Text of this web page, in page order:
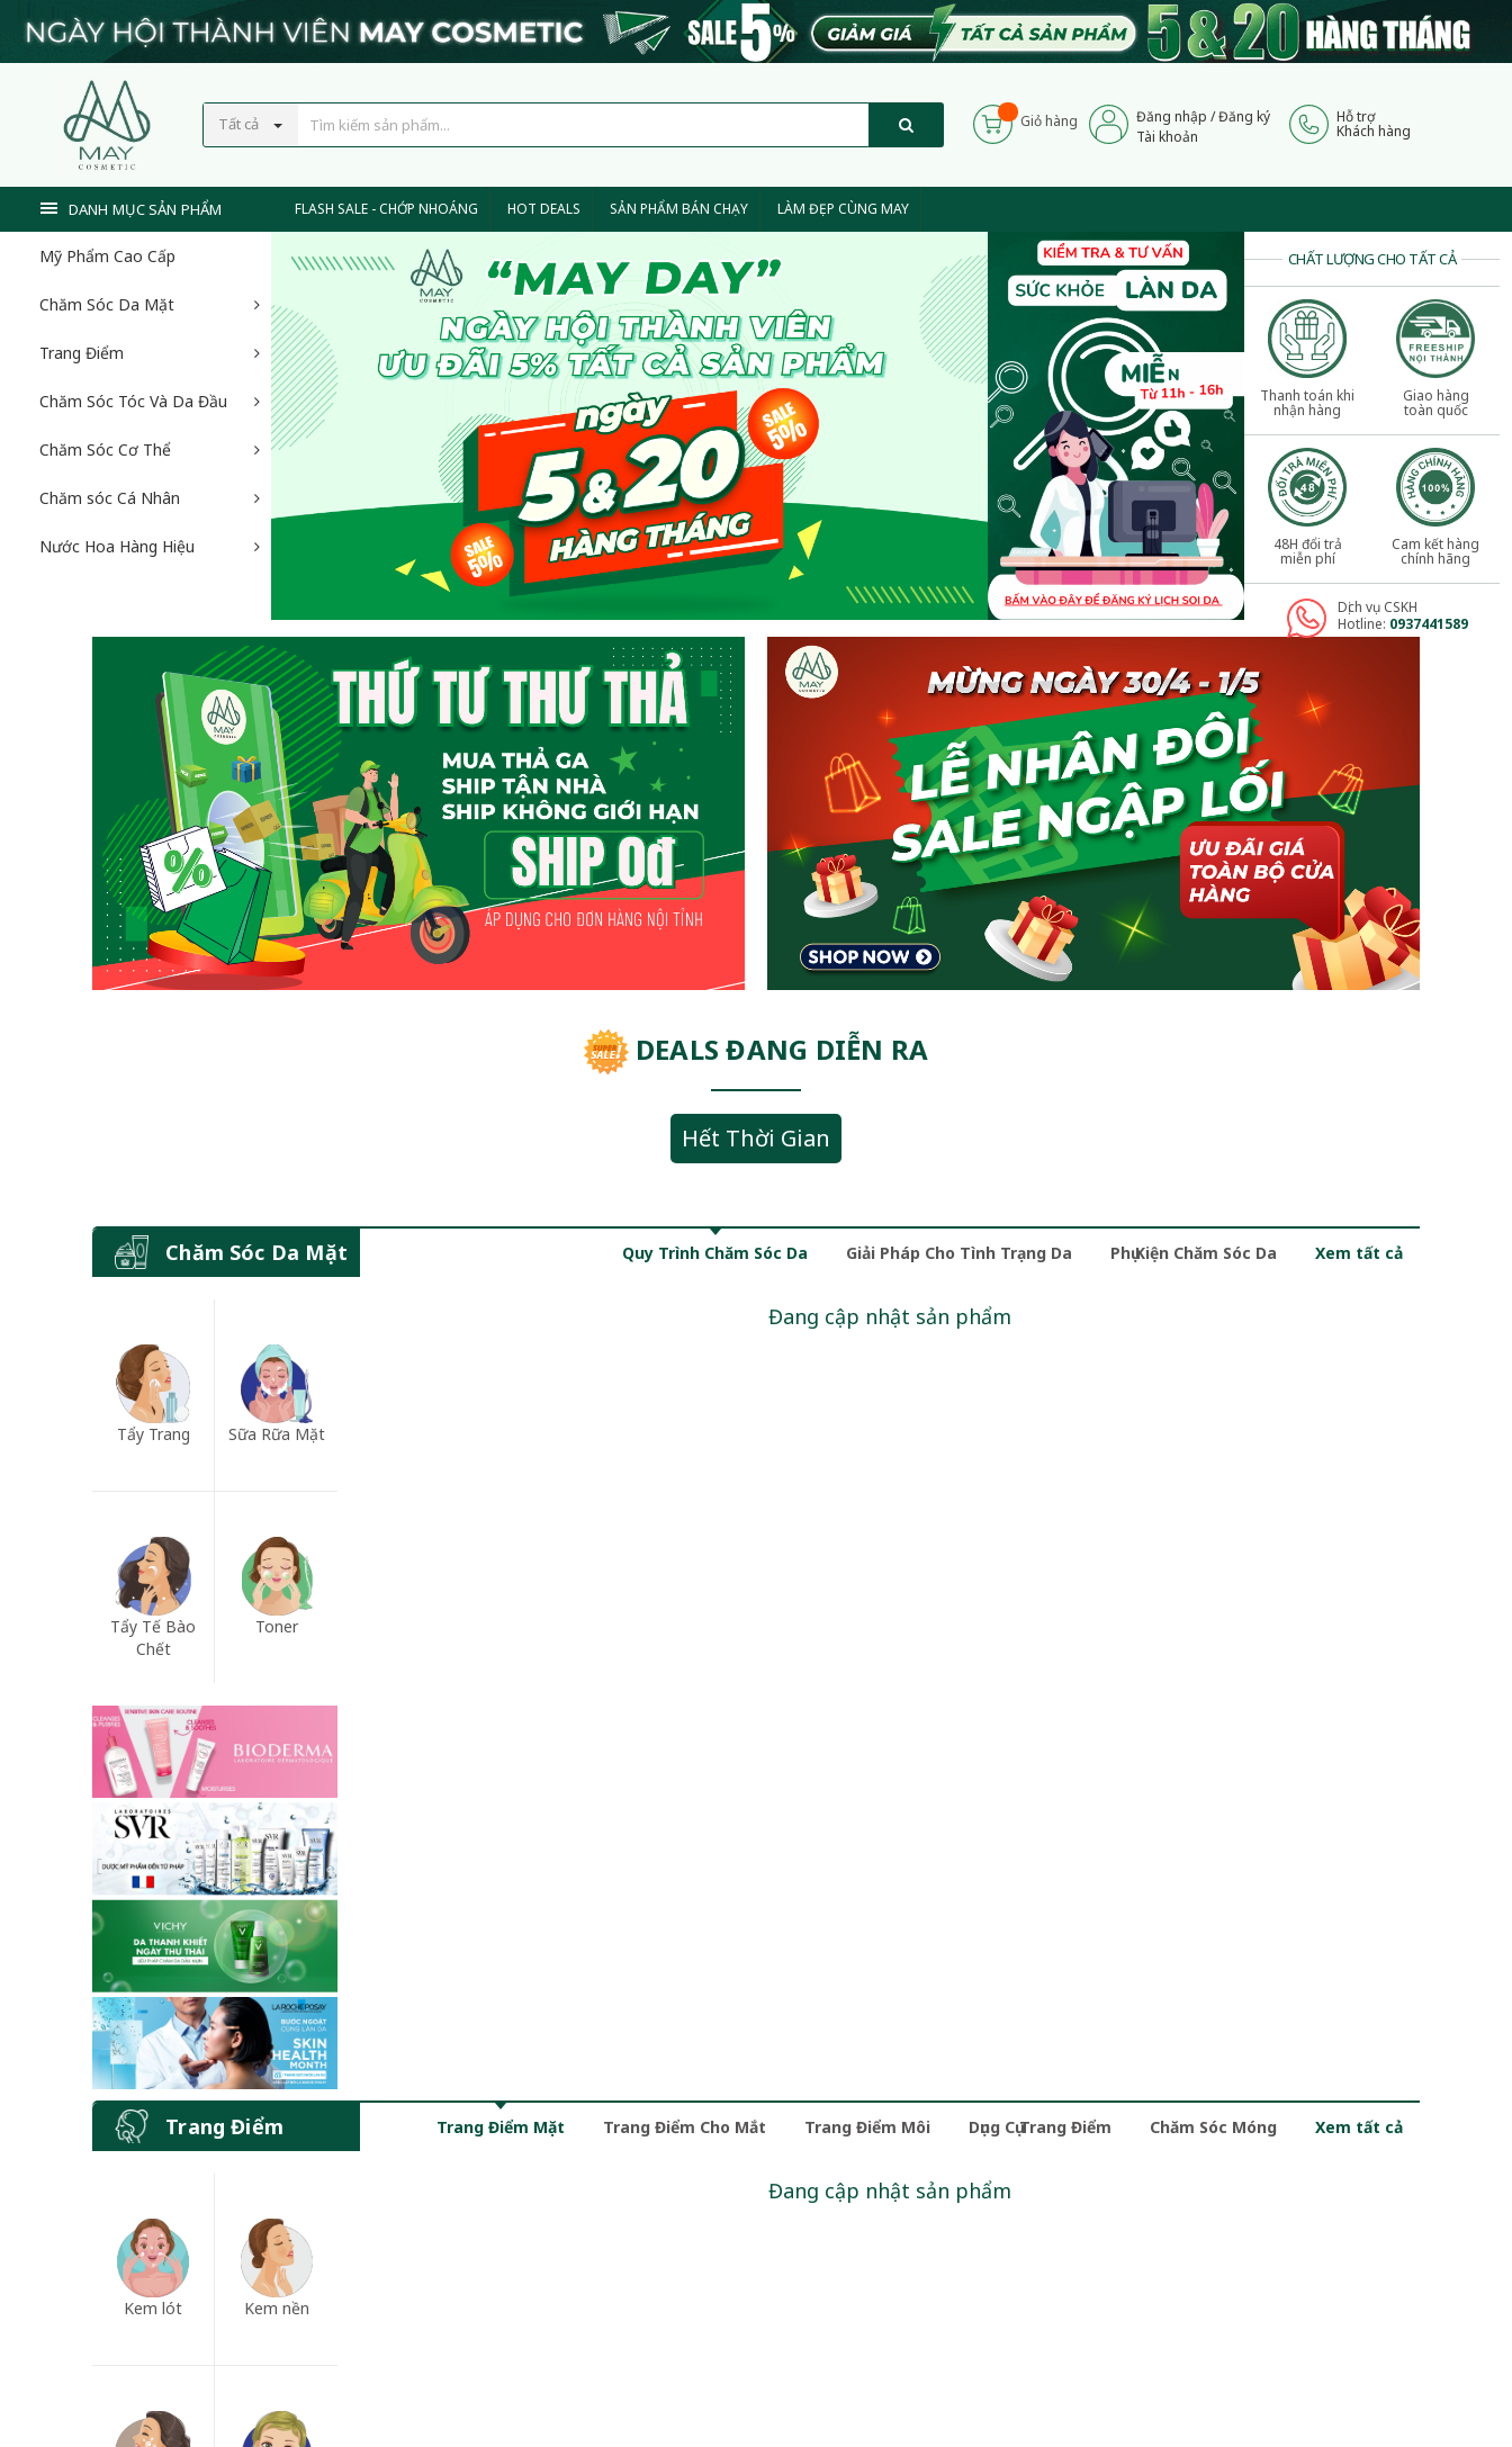
Tất cả Giỏ hàng Đăng nhập /Đăng ký
Tài khoản
Hỗ trợ
Khách hàng
DANH MỤC SẢN PHẨM
Mỹ Phẩm Cao Cấp
Chăm Sóc Da Mặt
Trang Điểm
Chăm Sóc Tóc Và Da Đầu
Chăm Sóc Cơ Thể
Chăm sóc Cá Nhân
Nước Hoa Hàng Hiệu
FLASH SALE - CHỚP NHOÁNG HOT DEALS SẢN PHẨM BÁN CHẠY LÀM ĐẸP CÙNG MAY
CHẤT LƯỢNG CHO TẤT CẢ
Thanh toán khi
nhận hàng
Giao hàng
toàn quốc
48H đổi trả
miễn phí
Cam kết hàng
chính hãng
Dịch vụ CSKH
Hotline: 0937441589
DEALS ĐANG DIỄN RA
Hết Thời Gian
Chăm Sóc Da Mặt Quy Trình Chăm Sóc Da Giải Pháp Cho Tình Trạng Da Phụ Kiện Chăm Sóc Da Xem tất cả
Tẩy Trang Sữa Rữa Mặt
Tẩy Tế Bào
Chết
Toner
Đang cập nhật sản phẩm
Trang Điểm Trang Điểm Mặt Trang Điểm Cho Mắt Trang Điểm Môi Dụng Cụ Trang Điểm Chăm Sóc Móng Xem tất cả
Kem lót Kem nền
Đang cập nhật sản phẩm